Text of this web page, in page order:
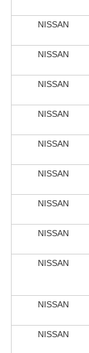
NISSAN
NISSAN
NISSAN
NISSAN
NISSAN
NISSAN
NISSAN
NISSAN
NISSAN
NISSAN
NISSAN